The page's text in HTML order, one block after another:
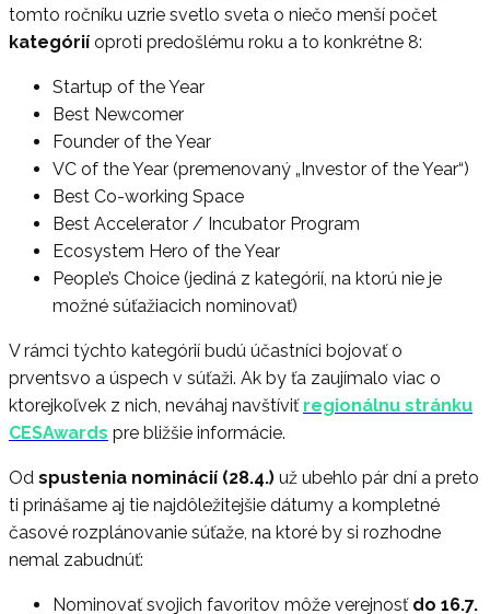
tomto ročníku uzrie svetlo sveta o niečo menší počet
kategórií oproti predošlému roku a to konkrétne 8:
Startup of the Year
Best Newcomer
Founder of the Year
VC of the Year (premenovaný „Investor of the Year“)
Best Co-working Space
Best Accelerator / Incubator Program
Ecosystem Hero of the Year
People’s Choice (jediná z kategórií, na ktorú nie je
možné súťažiacich nominovať)
V rámci týchto kategórií budú účastníci bojovať o
prventsvo a úspech v súťaži. Ak by ťa zaujímalo viac o
ktorejkoľvek z nich, neváhaj navštíviť regionálnu stránku
CESAwards pre bližšie informácie.
Od spustenia nominácií (28.4.) už ubehlo pár dní a preto
ti prinášame aj tie najdôležitejšie dátumy a kompletné
časové rozplánovanie súťaže, na ktoré by si rozhodne
nemal zabudnúť:
Nominovať svojich favoritov môže verejnosť do 16.7.